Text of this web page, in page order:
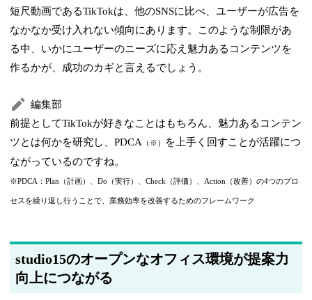
短尺動画であるTikTokは、他のSNSに比べ、ユーザーが広告を
なかなか受け入れない傾向にあります。このような制限があ
る中、いかにユーザーのニーズに応え魅力あるコンテンツを
作るかが、成功のカギと言えるでしょう。
編集部
前提としてTikTokが好きなことはもちろん、魅力あるコンテン
ツとは何かを研究し、PDCA （※）
を上手く回すことが活躍につ
ながっているのですね。
※PDCA：Plan（計画）、Do（実行）、Check（評価）、Action（改善）の4つのプロ
セスを繰り返し行うことで、業務効率を改善するためのフレームワーク
studio15のオープンなオフィス環境が提案力
向上につながる